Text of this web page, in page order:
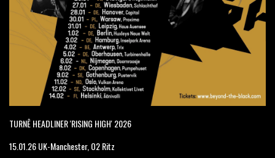
TURNÊ HEADLINER 'RISING HIGH' 2026
15.01.26 UK-Manchester, O2 Ritz